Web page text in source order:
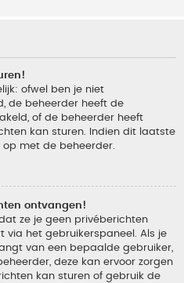
ofwel ben je niet
de beheerder heeft de
of de beheerder heeft
kan sturen. Indien dit laatste
met de beheerder.
ontvangen!
ze je geen privéberichten
via het gebruikerspaneel. Als je
van een bepaalde gebruiker,
deze kan ervoor zorgen
kan sturen of gebruik de